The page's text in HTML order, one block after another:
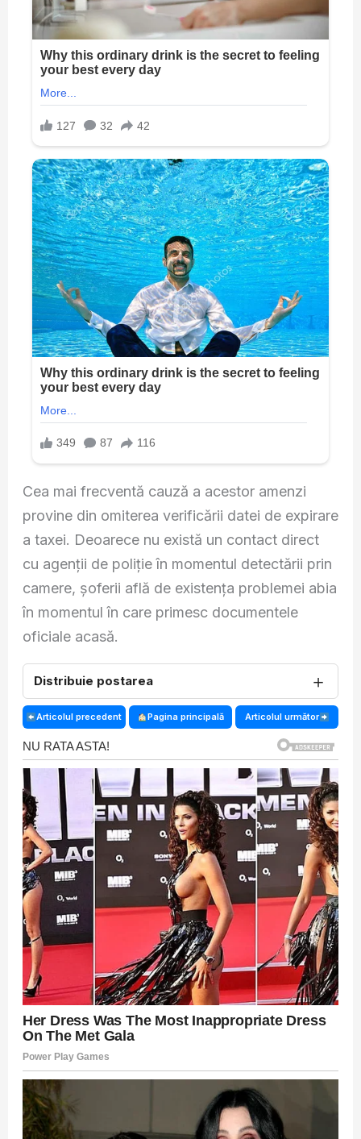
Cea mai frecventă cauză a acestor amenzi
provine din omiterea verificării datei de expirare
a taxei. Deoarece nu există un contact direct
cu agenții de poliție în momentul detectării prin
camere, șoferii află de existența problemei abia
în momentul în care primesc documentele
oficiale acasă.
Distribuie postarea ＋
Articolul precedent Pagina principală Articolul următor